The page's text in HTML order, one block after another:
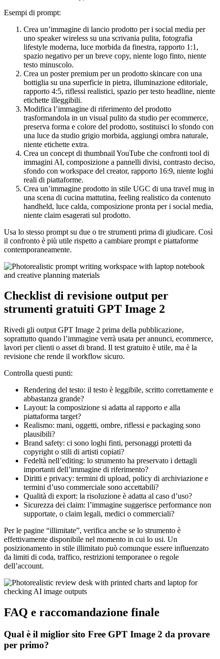
Esempi di prompt:
Crea un’immagine di lancio prodotto per i social media per
uno speaker wireless su una scrivania pulita, fotografia
lifestyle moderna, luce morbida da finestra, rapporto 1:1,
spazio negativo per un breve copy, niente logo finto, niente
testo minuscolo.
Crea un poster premium per un prodotto skincare con una
bottiglia su una superficie in pietra, illuminazione editoriale,
rapporto 4:5, riflessi realistici, spazio per testo headline, niente
etichette illeggibili.
Modifica l’immagine di riferimento del prodotto
trasformandola in un visual pulito da studio per ecommerce,
preserva forma e colore del prodotto, sostituisci lo sfondo con
una luce da studio grigio morbida, aggiungi ombra naturale,
niente etichette extra.
Crea un concept di thumbnail YouTube che confronti tool di
immagini AI, composizione a pannelli divisi, contrasto deciso,
sfondo con workspace del creator, rapporto 16:9, niente loghi
reali di piattaforme.
Crea un’immagine prodotto in stile UGC di una travel mug in
una scena di cucina mattutina, feeling realistico da contenuto
handheld, luce calda, composizione pronta per i social media,
niente claim esagerati sul prodotto.
Usa lo stesso prompt su due o tre strumenti prima di giudicare. Così
il confronto è più utile rispetto a cambiare prompt e piattaforme
contemporaneamente.
Checklist di revisione output per
strumenti gratuiti GPT Image 2
Rivedi gli output GPT Image 2 prima della pubblicazione,
soprattutto quando l’immagine verrà usata per annunci, ecommerce,
lavori per clienti o asset di brand. Il test gratuito è utile, ma è la
revisione che rende il workflow sicuro.
Controlla questi punti:
Rendering del testo: il testo è leggibile, scritto correttamente e
abbastanza grande?
Layout: la composizione si adatta al rapporto e alla
piattaforma target?
Realismo: mani, oggetti, ombre, riflessi e packaging sono
plausibili?
Brand safety: ci sono loghi finti, personaggi protetti da
copyright o stili di artisti copiati?
Fedeltà nell’editing: lo strumento ha preservato i dettagli
importanti dell’immagine di riferimento?
Diritti e privacy: termini di upload, policy di archiviazione e
termini d’uso commerciale sono accettabili?
Qualità di export: la risoluzione è adatta al caso d’uso?
Sicurezza dei claim: l’immagine suggerisce performance non
supportate, o claim legali, medici o commerciali?
Per le pagine “illimitate”, verifica anche se lo strumento è
effettivamente disponibile nel momento in cui lo usi. Un
posizionamento in stile illimitato può comunque essere influenzato
da limiti di coda, traffico, restrizioni temporanee o regole
dell’account.
FAQ e raccomandazione finale
Qual è il miglior sito Free GPT Image 2 da provare
per primo?